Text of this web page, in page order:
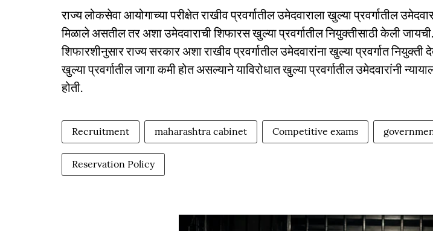
राज्य लोकसेवा आयोगाच्या परीक्षेत राखीव प्रवर्गातील उमेदवाराला खुल्या प्रवर्गातील
मिळाले असतील तर अशा उमेदवाराची शिफारस खुल्या प्रवर्गातील नियुक्तीसाठी केली
शिफारशीनुसार राज्य सरकार अशा राखीव प्रवर्गातील उमेदवारांना खुल्या प्रवर्गात
खुल्या प्रवर्गातील जागा कमी होत असल्याने याविरोधात खुल्या प्रवर्गातील उमेदवारांनी
होती.
Recruitment maharashtra cabinet Competitive exams
Reservation Policy